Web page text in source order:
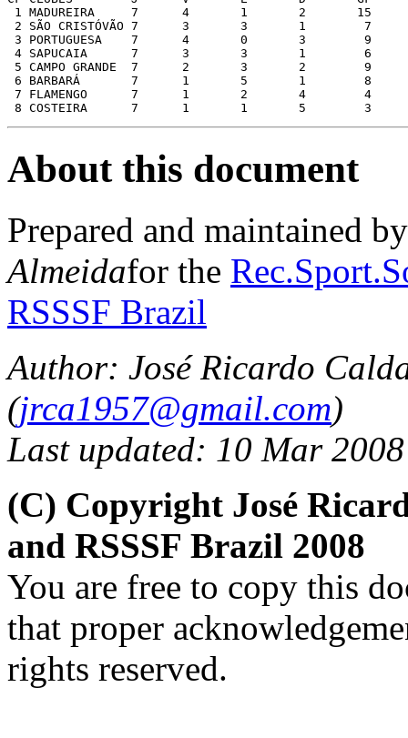
1 MADUREIRA	 7	4	1	2	15	 5	10	12
2 SÃO CRISTÓVÃO 7	3	3	1	 7	 4	 3	10
3 PORTUGUESA	 7	4	0	3	 9	11	-2	 9
4 SAPUCAIA	 7	3	3	1	 6	 4	 2	 9
5 CAMPO GRANDE	 7	2	3	2	 9	 5	 4	 9
6 BARBARÁ	 7	1	5	1	 8	11	-3	 8
7 FLAMENGO	 7	1	2	4	 4	 9	-5	 4
About this document
Prepared and maintained
Almeidafor the
RSSSF Brazil
Author: José Ricardo
(jrca1957@gmail.com)
Last updated: 10 Mar 2008
(C) Copyright José
and RSSSF Brazil 2008
You are free to copy this
that proper
rights reserved.